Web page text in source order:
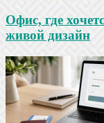
Офис, где
живой дизайн